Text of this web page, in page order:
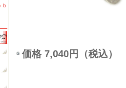
価格 7,040円（税込）